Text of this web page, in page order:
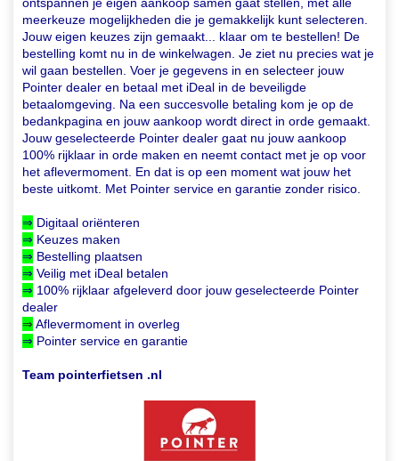
meerkeuze mogelijkheden die je gemakkelijk kunt selecteren.
Jouw eigen keuzes zijn gemaakt... klaar om te bestellen! De
bestelling komt nu in de winkelwagen. Je ziet nu precies wat je
wil gaan bestellen. Voer je gegevens in en selecteer jouw
Pointer dealer en betaal met iDeal in de beveiligde
betaalomgeving. Na een succesvolle betaling kom je op de
bedankpagina en jouw aankoop wordt direct in orde gemaakt.
Jouw geselecteerde Pointer dealer gaat nu jouw aankoop
100% rijklaar in orde maken en neemt contact met je op voor
het aflevermoment. En dat is op een moment wat jouw het
beste uitkomt. Met Pointer service en garantie zonder risico.
⇒ Digitaal oriënteren
⇒ Keuzes maken
⇒ Bestelling plaatsen
⇒ Veilig met iDeal betalen
⇒ 100% rijklaar afgeleverd door jouw geselecteerde Pointer
dealer
⇒ Aflevermoment in overleg
⇒ Pointer service en garantie
Team pointerfietsen .nl